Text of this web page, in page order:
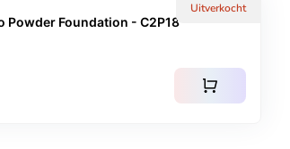
Uitverkocht
Powder Foundation - C2P18
shopping_cart